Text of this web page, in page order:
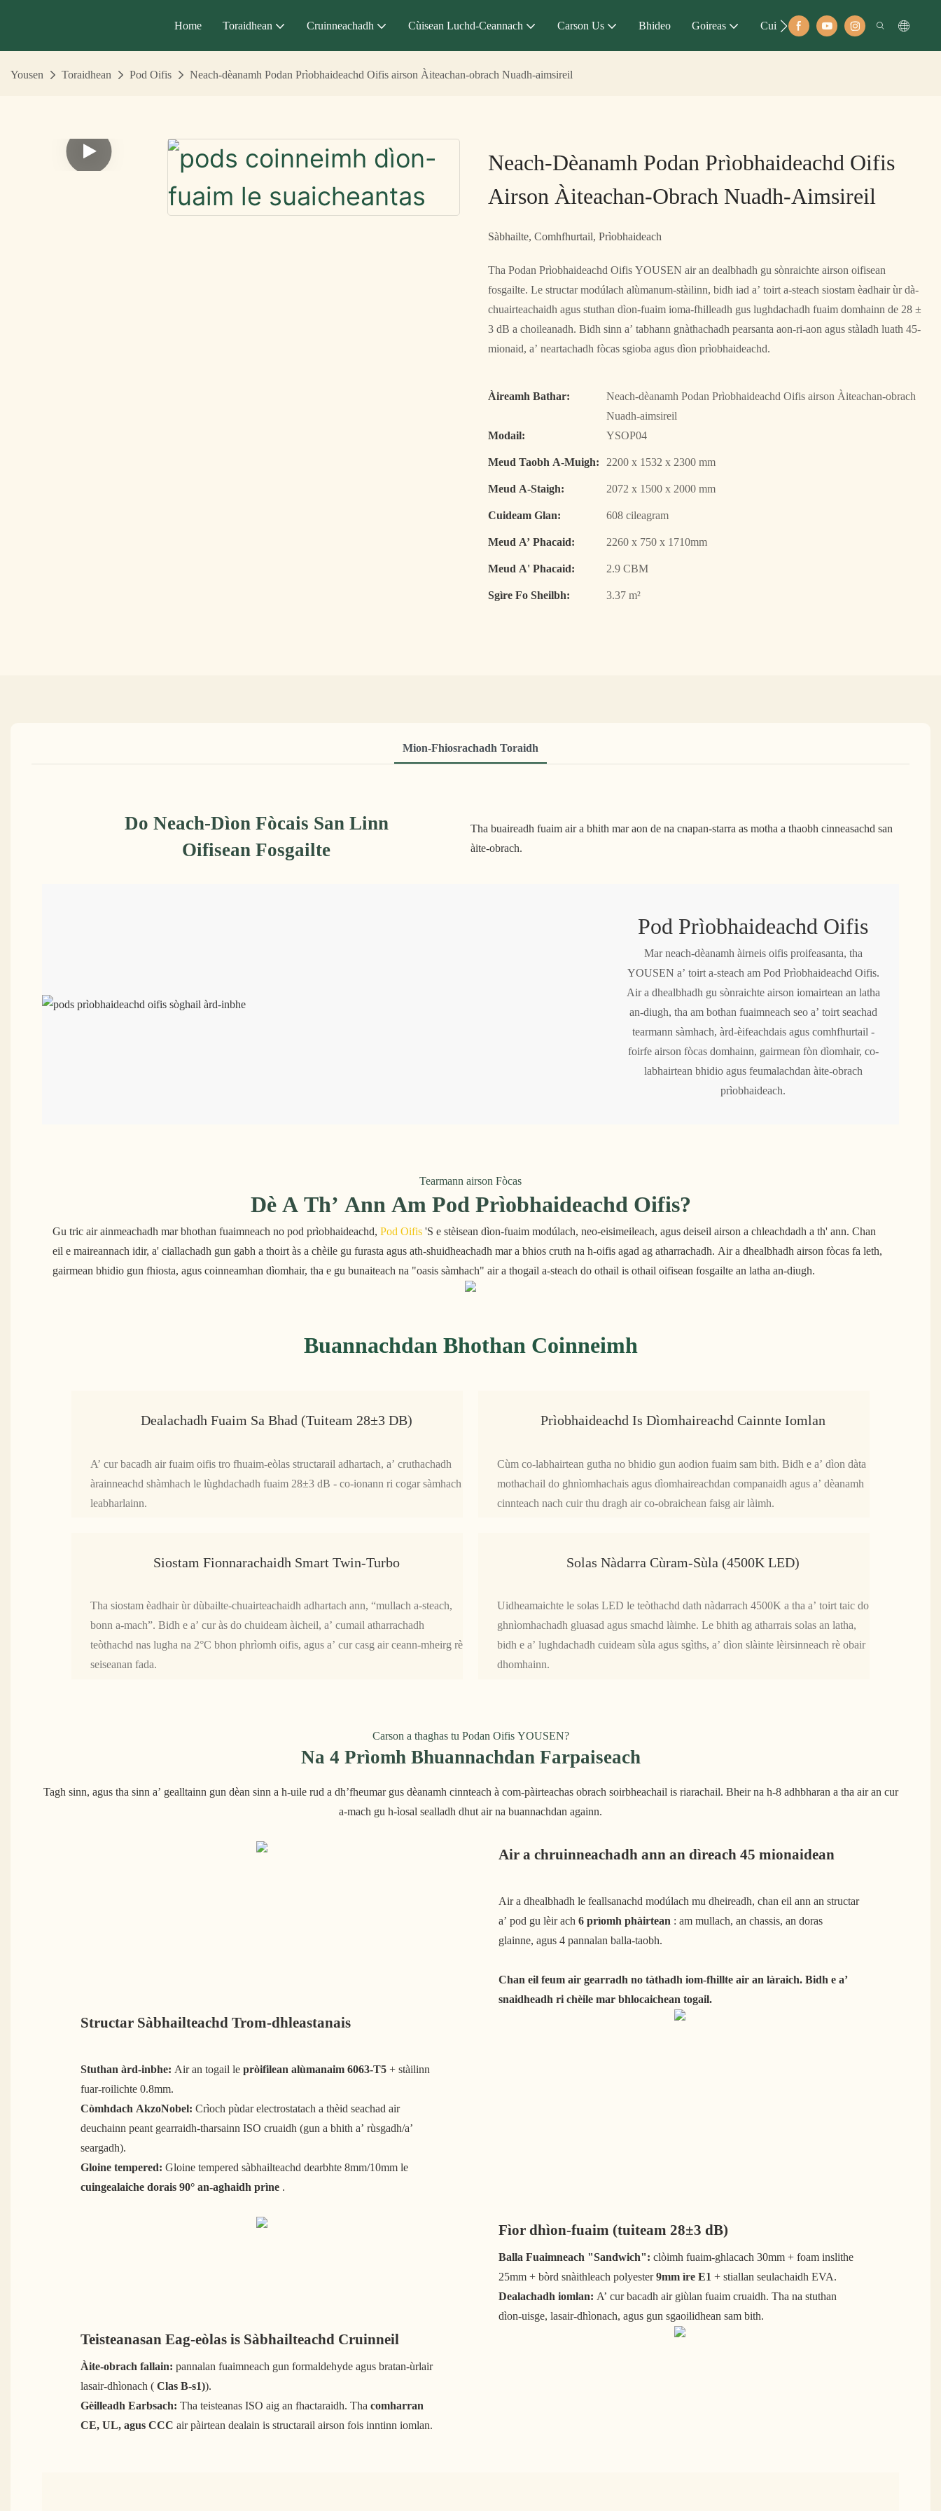
Home Toraidhean Cruinneachadh Cùisean Luchd-Ceannach Carson Us Bhideo Goireas Cuir Fios
Yousen Toraidhean Pod Oifis Neach-dèanamh Podan Prìobhaideachd Oifis airson Àiteachan-obrach Nuadh-aimsireil
Neach-Dèanamh Podan Prìobhaideachd Oifis
Airson Àiteachan-Obrach Nuadh-Aimsireil
Sàbhailte, Comhfhurtail, Prìobhaideach
Tha Podan Prìobhaideachd Oifis YOUSEN air an dealbhadh gu sònraichte airson oifisean
fosgailte. Le structar modúlach alùmanum-stàilinn, bidh iad a’ toirt a-steach siostam èadhair ùr dà-
chuairteachaidh agus stuthan dìon-fuaim ioma-fhilleadh gus lughdachadh fuaim domhainn de 28 ±
3 dB a choileanadh. Bidh sinn a’ tabhann gnàthachadh pearsanta aon-ri-aon agus stàladh luath 45-
mionaid, a’ neartachadh fòcas sgioba agus dìon prìobhaideachd.
Àireamh Bathar:
Neach-dèanamh Podan Prìobhaideachd Oifis airson Àiteachan-obrach
Nuadh-aimsireil
Modail:
YSOP04
Meud Taobh A-Muigh: 2200 x 1532 x 2300 mm
Meud A-Staigh:
2072 x 1500 x 2000 mm
Cuideam Glan:
608 cileagram
Meud A’ Phacaid:
2260 x 750 x 1710mm
Meud A' Phacaid:
2.9 CBM
Sgìre Fo Sheilbh:
3.37 m²
Mion-Fhiosrachadh Toraidh
Do Neach-Dìon Fòcais San Linn
Oifisean Fosgailte
Tha buaireadh fuaim air a bhith mar aon de na cnapan-starra as motha a thaobh cinneasachd san
àite-obrach.
Pod Prìobhaideachd Oifis
Mar neach-dèanamh àirneis oifis proifeasanta, tha
YOUSEN a’ toirt a-steach am Pod Prìobhaideachd Oifis.
Air a dhealbhadh gu sònraichte airson iomairtean an latha
an-diugh, tha am bothan fuaimneach seo a’ toirt seachad
tearmann sàmhach, àrd-èifeachdais agus comhfhurtail -
foirfe airson fòcas domhainn, gairmean fòn dìomhair, co-
labhairtean bhidio agus feumalachdan àite-obrach
prìobhaideach.
Tearmann airson Fòcas
Dè A Th’ Ann Am Pod Prìobhaideachd Oifis?
Gu tric air ainmeachadh mar bhothan fuaimneach no pod prìobhaideachd, Pod Oifis 'S e stèisean dìon-fuaim modúlach, neo-eisimeileach, agus deiseil airson a chleachdadh a th' ann. Chan
eil e maireannach idir, a' ciallachadh gun gabh a thoirt às a chèile gu furasta agus ath-shuidheachadh mar a bhios cruth na h-oifis agad ag atharrachadh. Air a dhealbhadh airson fòcas fa leth,
gairmean bhidio gun fhiosta, agus coinneamhan dìomhair, tha e gu bunaiteach na "oasis sàmhach" air a thogail a-steach do othail is othail oifisean fosgailte an latha an-diugh.
Buannachdan Bhothan Coinneimh
Dealachadh Fuaim Sa Bhad (tuiteam 28±3 DB)
A’ cur bacadh air fuaim oifis tro fhuaim-eòlas structarail adhartach, a’ cruthachadh
àrainneachd shàmhach le lùghdachadh fuaim 28±3 dB - co-ionann ri cogar sàmhach
leabharlainn.
Prìobhaideachd Is Dìomhaireachd Cainnte Iomlan
Cùm co-labhairtean gutha no bhidio gun aodion fuaim sam bith. Bidh e a’ dìon dàta
mothachail do ghnìomhachais agus dìomhaireachdan companaidh agus a’ dèanamh
cinnteach nach cuir thu dragh air co-obraichean faisg air làimh.
Siostam Fionnarachaidh Smart Twin-Turbo
Tha siostam èadhair ùr dùbailte-chuairteachaidh adhartach ann, “mullach a-steach,
bonn a-mach”. Bidh e a’ cur às do chuideam àicheil, a’ cumail atharrachadh
teòthachd nas lugha na 2°C bhon phrìomh oifis, agus a’ cur casg air ceann-mheirg rè
seiseanan fada.
Solas Nàdarra Cùram-Sùla (4500K LED)
Uidheamaichte le solas LED le teòthachd dath nàdarrach 4500K a tha a’ toirt taic do
ghnìomhachadh gluasad agus smachd làimhe. Le bhith ag atharrais solas an latha,
bidh e a’ lughdachadh cuideam sùla agus sgìths, a’ dìon slàinte lèirsinneach rè obair
dhomhainn.
Carson a thaghas tu Podan Oifis YOUSEN?
Na 4 Prìomh Bhuannachdan Farpaiseach
Tagh sinn, agus tha sinn a’ gealltainn gun dèan sinn a h-uile rud a dh’fheumar gus dèanamh cinnteach à com-pàirteachas obrach soirbheachail is riarachail. Bheir na h-8 adhbharan a tha air an cur
a-mach gu h-ìosal sealladh dhut air na buannachdan againn.
Air a chruinneachadh ann an dìreach 45 mionaidean
Air a dhealbhadh le feallsanachd modúlach mu dheireadh, chan eil ann an structar
a’ pod gu lèir ach6 prìomh phàirtean : am mullach, an chassis, an doras
glainne, agus 4 pannalan balla-taobh.
Chan eil feum air gearradh no tàthadh iom-fhillte air an làraich. Bidh e a’
snaidheadh ​​ri chèile mar bhlocaichean togail.
Structar Sàbhailteachd Trom-dhleastanais
Stuthan àrd-inbhe: Air an togail lepròifilean alùmanaim 6063-T5 + stàilinn
fuar-roilichte 0.8mm.
Còmhdach AkzoNobel: Crìoch pùdar electrostatach a thèid seachad air
deuchainn peant gearraidh-tharsainn ISO cruaidh (gun a bhith a’ rùsgadh/a’
seargadh).
Gloine tempered: Gloine tempered sàbhailteachd dearbhte 8mm/10mm le
cuingealaiche dorais 90° an-aghaidh prìne .
Fìor dhìon-fuaim (tuiteam 28±3 dB)
Balla Fuaimneach "Sandwich": clòimh fuaim-ghlacach 30mm + foam inslithe
25mm + bòrd snàithleach polyester9mm ìre E1 + stiallan seulachaidh EVA.
Dealachadh iomlan: A’ cur bacadh air giùlan fuaim cruaidh. Tha na stuthan
dìon-uisge, lasair-dhìonach, agus gun sgaoilidhean sam bith.
Teisteanasan Eag-eòlas is Sàbhailteachd Cruinneil
Àite-obrach fallain: pannalan fuaimneach gun formaldehyde agus bratan-ùrlair
lasair-dhìonach (Clas B-s1)).
Gèilleadh Earbsach: Tha teisteanas ISO aig an fhactaraidh. Thacomharran
CE, UL, agus CCC air pàirtean dealain is structarail airson fois inntinn iomlan.